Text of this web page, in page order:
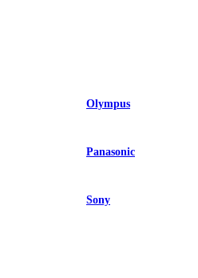
Olympus
Panasonic
Sony